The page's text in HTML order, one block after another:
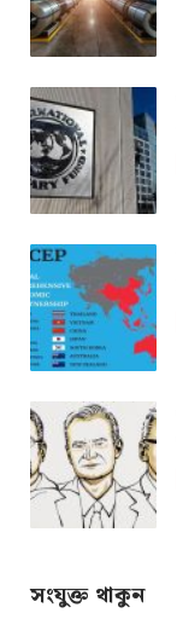
সংযুক্ত থাকুন